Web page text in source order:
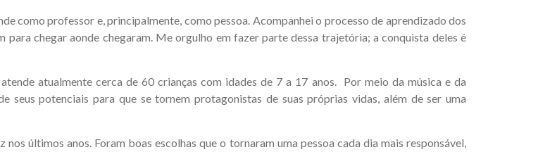
como professor e, principalmente, como pessoa. Acompanhei o processo de aprendizado dos
para chegar aonde chegaram. Me orgulho em fazer parte dessa trajetória; a conquista deles é
atualmente cerca de 60 crianças com idades de 7 a 17 anos. Por meio da música e da
potenciais para que se tornem protagonistas de suas próprias vidas, além de ser uma
últimos anos. Foram boas escolhas que o tornaram uma pessoa cada dia mais responsável,